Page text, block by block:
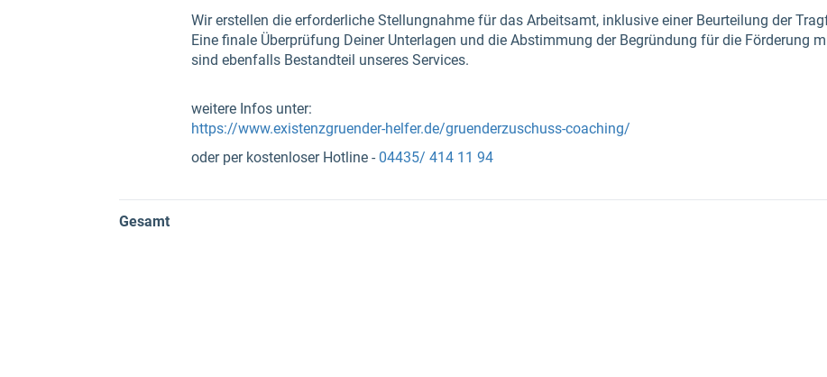
Wir erstellen die erforderliche Stellungnahme für das Arbeitsamt, inklusive einer Beurteilung der
Eine finale Überprüfung Deiner Unterlagen und die Abstimmung der Begründung für die Förderung
sind ebenfalls Bestandteil unseres Services.
weitere Infos unter:
https://www.existenzgruender-helfer.de/gruenderzuschuss-coaching/
oder per kostenloser Hotline - 04435/ 414 11 94
Gesamt